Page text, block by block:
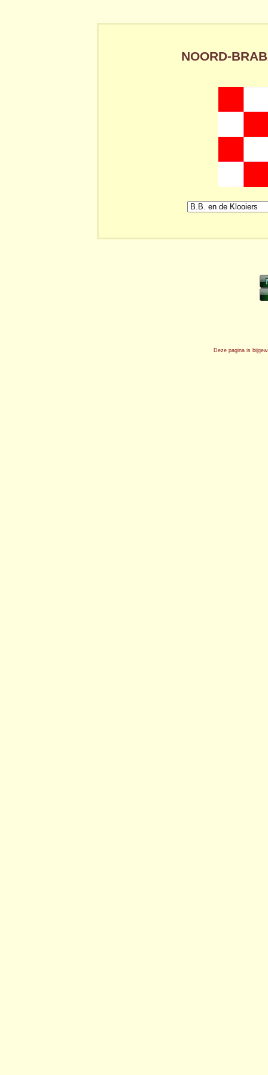
NOORD-
Deze pagina is